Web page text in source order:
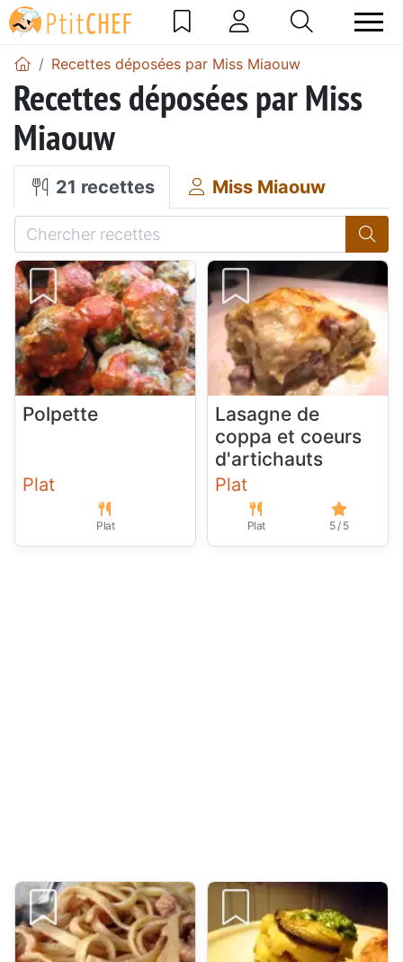
Recettes déposées par Miss Miaouw
Recettes déposées par Miss
Miaouw
21 recettes Miss Miaouw
Polpette
Plat
Plat
Lasagne de
coppa et coeurs
d'artichauts
Plat
Plat 5 / 5